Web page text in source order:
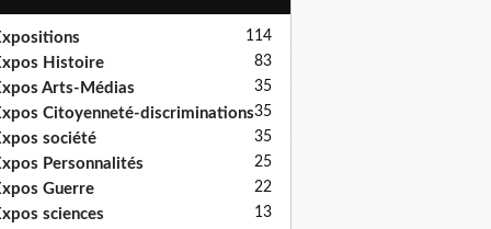
114
Histoire 83
Arts-Médias 35
Citoyenneté-discriminations35
société 35
Personnalités 25
Guerre 22
sciences 13